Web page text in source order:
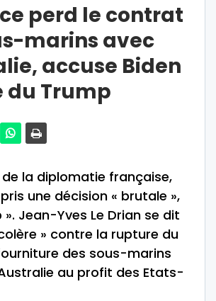
perd le contrat
marins avec
accuse Biden
du Trump
de la diplomatie française,
une décision « brutale »,
». Jean-Yves Le Drian se dit
» contre la rupture du
des sous-marins
au profit des Etats-